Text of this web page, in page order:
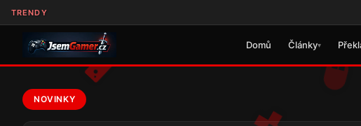
TRENDY
Domů Články▾
NOVINKY